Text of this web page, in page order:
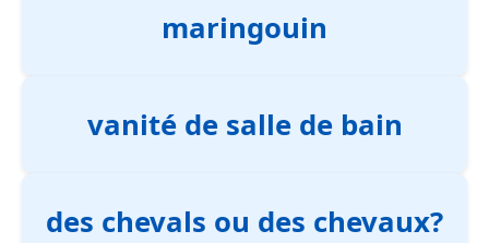
maringouin
vanité de salle de bain
des chevals ou des chevaux?